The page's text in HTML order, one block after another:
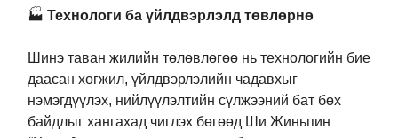
🏭 Технологи ба үйлдвэрлэлд төвлөрнө
Шинэ таван жилийн төлөвлөгөө нь технологийн бие
даасан хөгжил, үйлдвэрлэлийн чадавхыг
нэмэгдүүлэх, нийлүүлэлтийн сүлжээний бат бөх
байдлыг хангахад чиглэх бөгөөд Ши Жиньпин